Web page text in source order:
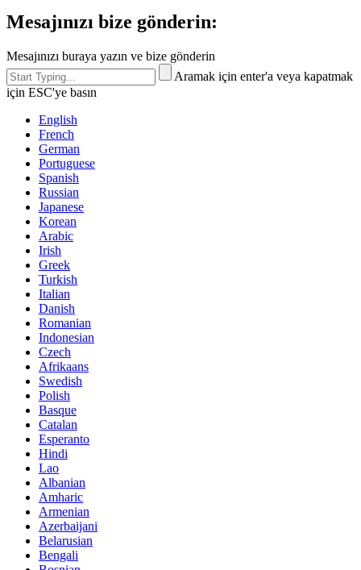
Mesajınızı bize gönderin:
Mesajınızı buraya yazın ve bize gönderin
Aramak için enter'a veya kapatmak
için ESC'ye basın
English
French
German
Portuguese
Spanish
Russian
Japanese
Korean
Arabic
Irish
Greek
Turkish
Italian
Danish
Romanian
Indonesian
Czech
Afrikaans
Swedish
Polish
Basque
Catalan
Esperanto
Hindi
Lao
Albanian
Amharic
Armenian
Azerbaijani
Belarusian
Bengali